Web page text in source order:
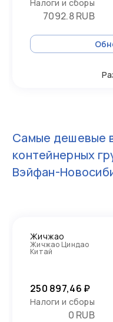
Налоги и сборы
7092.8 RUB
Самые дешевые
контейнерных
Вэйфан-
Жичжао
Жичжао Циндао
Китай
250 897,46 ₽
Налоги и сборы
0 RUB